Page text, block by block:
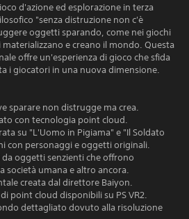
d'azione ed esplorazione in terza
"senza distruzione non c'è
oggetti sparando, come nei giochi
e creano il mondo. Questa
offre un'esperienza di gioco che sfida
i giocatori in una nuova dimensione.
sparare non distrugge ma crea.
con tecnologia point cloud.
su "L'Uomo in Pigiama" e "Il Soldato
con personaggi e oggetti originali.
oggetti senzienti che offrono
società umana e altro ancora.
creata dal direttore Baiyon.
point cloud disponibili su PS VR2.
dettagliato dovuto alla risoluzione